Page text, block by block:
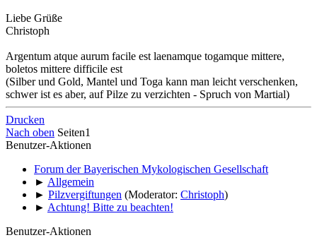
Liebe Grüße
Christoph
Argentum atque aurum facile est laenamque togamque mittere,
boletos mittere difficile est
(Silber und Gold, Mantel und Toga kann man leicht verschenken,
schwer ist es aber, auf Pilze zu verzichten - Spruch von Martial)
Drucken
Nach oben Seiten1
Benutzer-Aktionen
Forum der Bayerischen Mykologischen Gesellschaft
► Allgemein
► Pilzvergiftungen (Moderator: Christoph)
► Achtung! Bitte zu beachten!
Benutzer-Aktionen